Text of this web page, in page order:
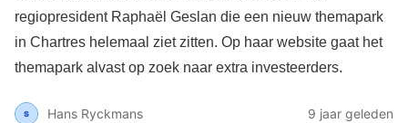
regiopresident Raphaël Geslan die een nieuw themapark
in Chartres helemaal ziet zitten. Op haar website gaat het
themapark alvast op zoek naar extra investeerders.
Hans Ryckmans
9 jaar geleden